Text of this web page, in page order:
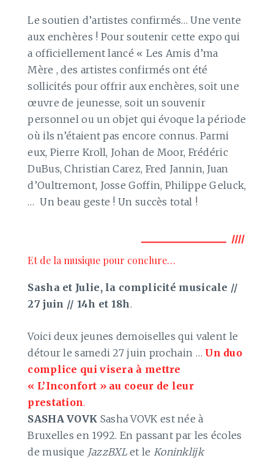
Le soutien d’artistes confirmés… Une vente
aux enchères ! Pour soutenir cette expo qui
a officiellement lancé « Les Amis d’ma
Mère , des artistes confirmés ont été
sollicités pour offrir aux enchères, soit une
œuvre de jeunesse, soit un souvenir
personnel ou un objet qui évoque la période
où ils n’étaient pas encore connus. Parmi
eux, Pierre Kroll, Johan de Moor, Frédéric
DuBus, Christian Carez, Fred Jannin, Juan
d’Oultremont, Josse Goffin, Philippe Geluck,
… Un beau geste ! Un succès total !
Et de la musique pour conclure…
Sasha et Julie, la complicité musicale //
27 juin // 14h et 18h.
Voici deux jeunes demoiselles qui valent le
détour le samedi 27 juin prochain … Un duo
complice qui visera à mettre
« L’Inconfort » au coeur de leur
prestation.
SASHA VOVK Sasha VOVK est née à
Bruxelles en 1992. En passant par les écoles
de musique JazzBXLet le Koninklijk